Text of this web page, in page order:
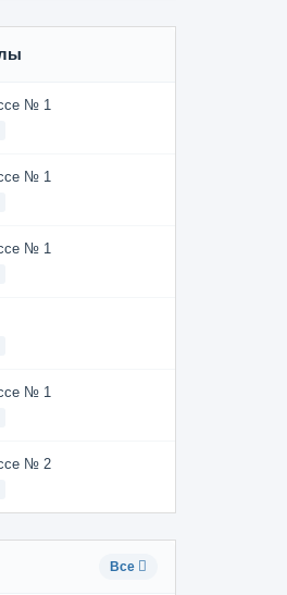
№ 1
№ 1
№ 1
№ 1
№ 2
Все